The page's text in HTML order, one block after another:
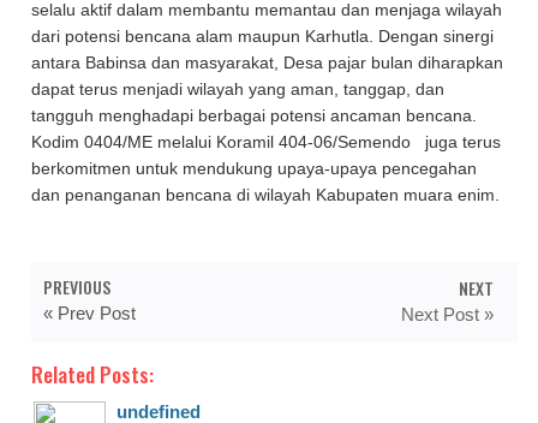
selalu aktif dalam membantu memantau dan menjaga wilayah
dari potensi bencana alam maupun Karhutla. Dengan sinergi
antara Babinsa dan masyarakat, Desa pajar bulan diharapkan
dapat terus menjadi wilayah yang aman, tanggap, dan
tangguh menghadapi berbagai potensi ancaman bencana.
Kodim 0404/ME melalui Koramil 404-06/Semendo juga terus
berkomitmen untuk mendukung upaya-upaya pencegahan
dan penanganan bencana di wilayah Kabupaten muara enim.
PREVIOUS
« Prev Post
NEXT
Next Post »
Related Posts:
undefined